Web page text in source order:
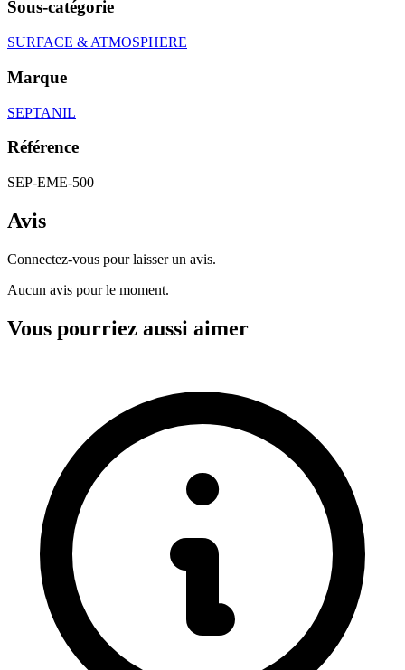
Sous-catégorie
SURFACE & ATMOSPHERE
Marque
SEPTANIL
Référence
SEP-EME-500
Avis
Connectez-vous pour laisser un avis.
Aucun avis pour le moment.
Vous pourriez aussi aimer